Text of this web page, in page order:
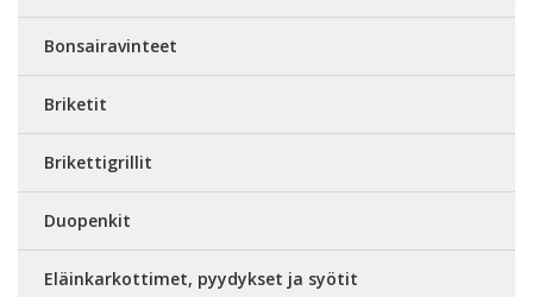
Bonsairavinteet
Briketit
Brikettigrillit
Duopenkit
Eläinkarkottimet, pyydykset ja syötit